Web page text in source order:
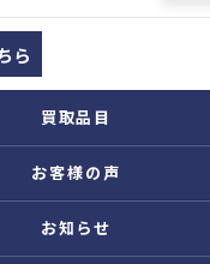
ら
買取品目
お客様の声
お知らせ